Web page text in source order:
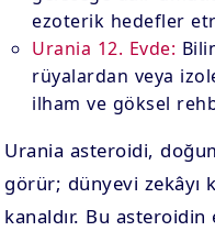
ezoterik hedefler
Urania 12. Evde:
rüyalardan veya
ilham ve göksel
Urania asteroidi,
görür; dünyevi zekâyı
kanaldır. Bu